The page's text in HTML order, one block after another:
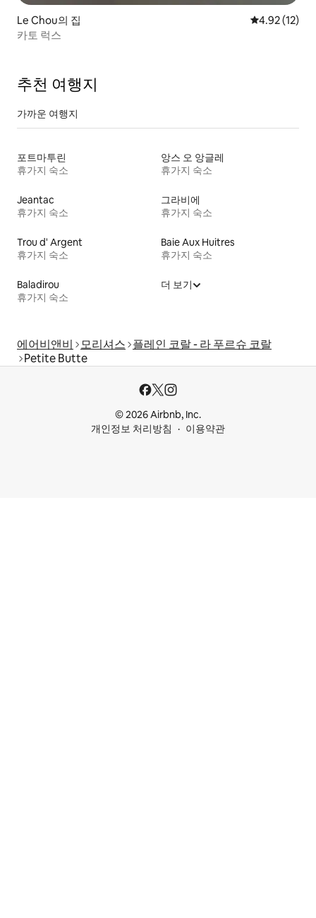
Le Chou의 집 평점 4.92점
4.92 (12)
카토 럭스
추천 여행지
가까운 여행지
포트마투린
휴가지 숙소
앙스 오 앙글레
휴가지 숙소
Jeantac
휴가지 숙소
그라비에
휴가지 숙소
Trou d' Argent
휴가지 숙소
Baie Aux Huitres
휴가지 숙소
Baladirou
휴가지 숙소
더 보기
에어비앤비 모리셔스 플레인 코랄 - 라 푸르슈 코랄
Petite Butte
© 2026 Airbnb, Inc.
개인정보 처리방침
이용약관